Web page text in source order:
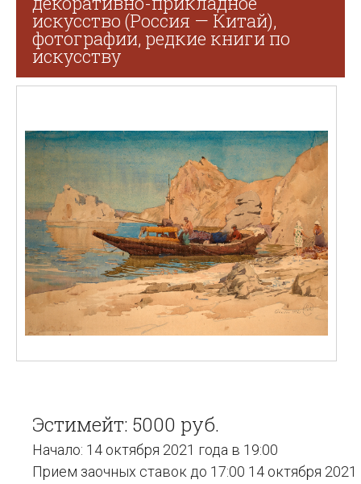
искусство (Россия — Китай),
фотографии, редкие книги по
искусству
Эстимейт: 5000 руб.
Начало: 14 октября 2021 года в 19:00
Прием заочных ставок до 17:00 14 октября 2021